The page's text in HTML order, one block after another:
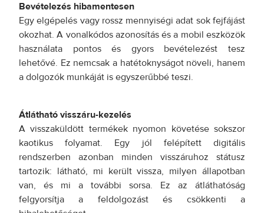
Bevételezés hibamentesen
Egy elgépelés vagy rossz mennyiségi adat sok fejfájást
okozhat. A vonalkódos azonosítás és a mobil eszközök
használata pontos és gyors bevételezést tesz
lehetővé. Ez nemcsak a hatétoknyságot növeli, hanem
a dolgozók munkáját is egyszerűbbé teszi.
Átlátható visszáru-kezelés
A visszaküldött termékek nyomon követése sokszor
kaotikus folyamat. Egy jól felépített digitális
rendszerben azonban minden visszáruhoz státusz
tartozik: látható, mi került vissza, milyen állapotban
van, és mi a további sorsa. Ez az átláthatóság
felgyorsítja a feldolgozást és csökkenti a